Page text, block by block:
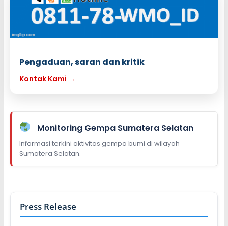
Pengaduan, saran dan kritik
Kontak Kami →
Monitoring Gempa Sumatera Selatan
Informasi terkini aktivitas gempa bumi di wilayah
Sumatera Selatan.
Press Release